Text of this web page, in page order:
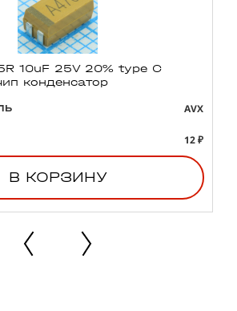
10uF 25V 20% type C
конденсатор
AVX
12 ₽
В КОРЗИНУ